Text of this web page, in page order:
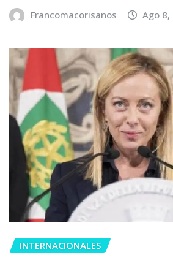
Francomacorisanos Ago 8,
INTERNACIONALES